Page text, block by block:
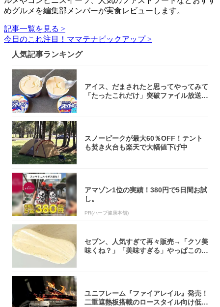
めグルメを編集部メンバーが実食レビューします。
記事一覧を見る >
今日のこれ注目！ママテナピックアップ >
人気記事ランキング
アイス、だまされたと思ってやってみて
「たったこれだけ」突破ファイル放送で
スノーピークが最大60％OFF！テント
も焚き火台も楽天で大幅値下げ中
アマゾン1位の実績！380円で5日間お試
し。
PR(ハーブ健康本舗)
セブン、人気すぎて再々販売→「クソ美
味くね？」「美味すぎる」やっぱこのク
ユニフレーム『ファイアレイル』発売！
二重遮熱板搭載のロースタイル向け低型